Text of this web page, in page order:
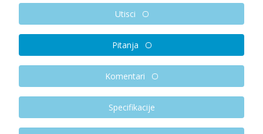
Utisci
Pitanja
Komentari
Specifikacije